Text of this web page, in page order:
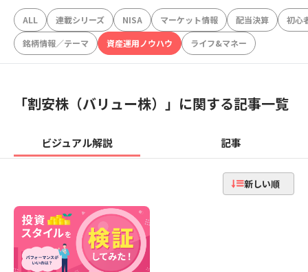
ALL 連載シリーズ NISA マーケット情報 配当決算
初心
銘柄情報／テーマ
資産運用ノウハウ ライフ&マネー
「割安株（バリュー株） 」に関する記事一覧
ビジュアル解説 記事
新しい順